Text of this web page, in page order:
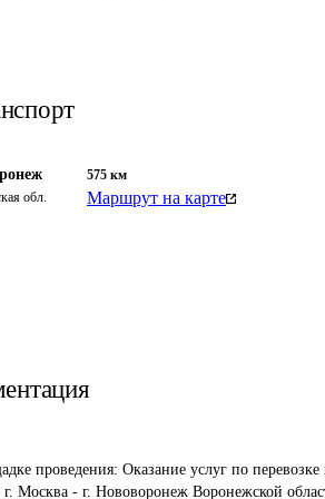
обл.
575 км
Маршрут на карте
проведения: Оказание услуг по
Москва - г. Нововоронеж Воронежской